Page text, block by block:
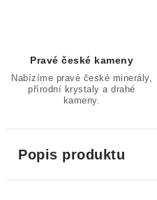
Pravé české kameny
Nabízíme pravé české minerály,
přírodní krystaly a drahé
kameny.
Popis produktu